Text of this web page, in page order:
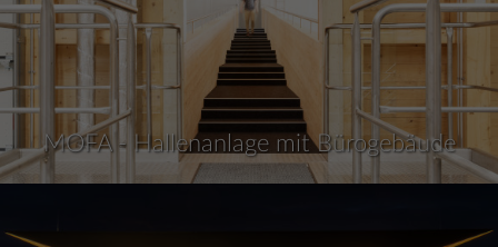
MOFA - Hallenanlage mit Bürogebäude